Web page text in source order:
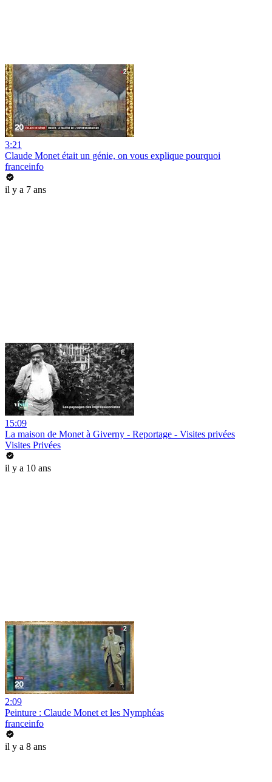
3:21
Claude Monet était un génie, on vous explique pourquoi
franceinfo
il y a 7 ans
15:09
La maison de Monet à Giverny - Reportage - Visites privées
Visites Privées
il y a 10 ans
2:09
Peinture : Claude Monet et les Nymphéas
franceinfo
il y a 8 ans